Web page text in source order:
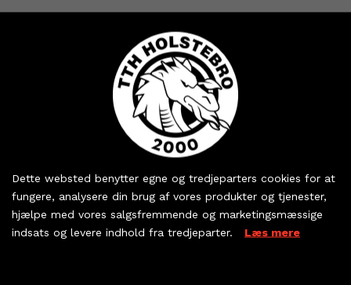
Køb dine billetter og
dine partnerbilletter
KØB BILLET
Mors og er blevet en etableret del af ligaholdet
deroppe. I ham ser vi en talentfuld og ærgerrig
ung spiller, som kommer til at supplere Magnus
Bramming rigtig godt de kommende to
Tid til nye udfordringer for Simon Jensen
Ankomsten af Frederik Bjerre sker som et led i
en rokering på venstre fløj. Her er klubben
blevet enig med holdets nuværende fløjspiller
Dette websted benytter egne og tredjeparters cookies for at
fungere, analysere din brug af vores produkter og tjenester,
hjælpe med vores salgsfremmende og marketingsmæssige
indsats og levere indhold fra tredjeparter. Læs mere